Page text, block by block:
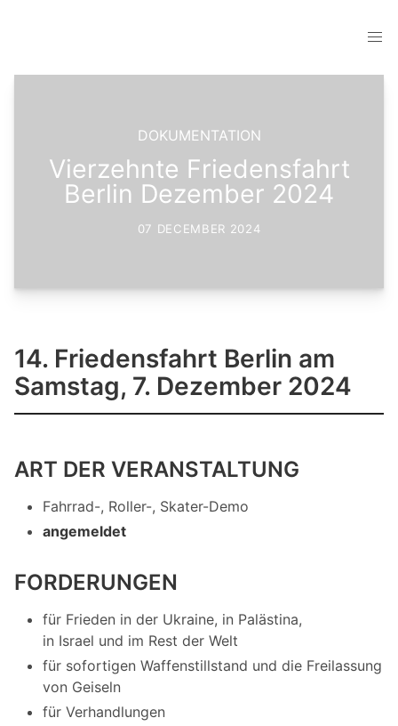
DOKUMENTATION
Vierzehnte Friedensfahrt
Berlin Dezember 2024
07 DECEMBER 2024
14. Friedensfahrt Berlin am
Samstag, 7. Dezember 2024
ART DER VERANSTALTUNG
Fahrrad-, Roller-, Skater-Demo
angemeldet
FORDERUNGEN
für Frieden in der Ukraine, in Palästina,
in Israel und im Rest der Welt
für sofortigen Waffenstillstand und die Freilassung
von Geiseln
für Verhandlungen